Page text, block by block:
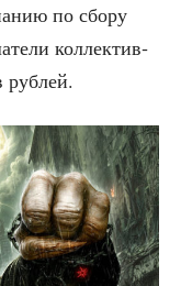
по сбо­ру
кол­лек­тив­
рублей.